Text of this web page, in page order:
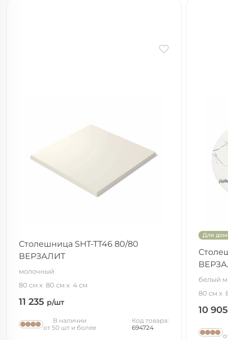
Столешница SHT-TT46 80/80
ВЕРЗАЛИТ
молочный
80 см
80 см 4 см
11 235 р/шт
В наличии
от 50 шт и более
Код товара:
694724
Для
белый
80 см
10